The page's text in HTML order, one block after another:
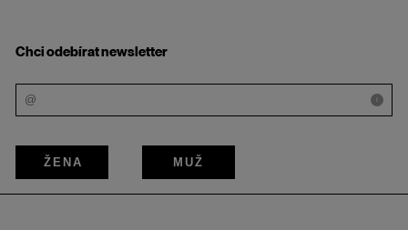
Chci odebírat newsletter
i
ŽENA MUŽ